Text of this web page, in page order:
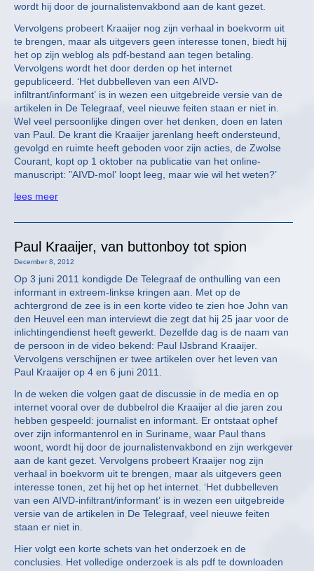
wordt hij door de journalistenvakbond aan de kant gezet.
Vervolgens probeert Kraaijer nog zijn verhaal in boekvorm uit
te brengen, maar als uitgevers geen interesse tonen, biedt hij
het op zijn weblog als pdf-bestand aan tegen betaling.
Vervolgens wordt het door derden op het internet
gepubliceerd. ‘Het dubbelleven van een AIVD-
infiltrant/informant’ is in wezen een uitgebreide versie van de
artikelen in De Telegraaf, veel nieuwe feiten staan er niet in.
Wel veel persoonlijke dingen over het denken, doen en laten
van Paul. De krant die Kraaijer jarenlang heeft ondersteund,
gevolgd en ruimte heeft geboden voor zijn acties, de Zwolse
Courant, kopt op 1 oktober na publicatie van het online-
manuscript: ”AIVD-mol’ loopt leeg, maar wie wil het weten?’
lees meer
Paul Kraaijer, van buttonboy tot spion
December 8, 2012
Op 3 juni 2011 kondigde De Telegraaf de onthulling van een
informant in extreem-linkse kringen aan. Met op de
achtergrond de zee is in een korte video te zien hoe John van
den Heuvel een man interviewt die zegt dat hij 25 jaar voor de
inlichtingendienst heeft gewerkt. Dezelfde dag is de naam van
de persoon in de video bekend: Paul IJsbrand Kraaijer.
Vervolgens verschijnen er twee artikelen over het leven van
Paul Kraaijer op 4 en 6 juni 2011.
In de weken die volgen gaat de discussie in de media en op
internet vooral over de dubbelrol die Kraaijer al die jaren zou
hebben gespeeld: journalist en informant. Er ontstaat ophef
over zijn informantenrol en in Suriname, waar Paul thans
woont, wordt hij door de journalistenvakbond en zijn werkgever
aan de kant gezet. Vervolgens probeert Kraaijer nog zijn
verhaal in boekvorm uit te brengen, maar als uitgevers geen
interesse tonen, zet hij het op het internet. ‘Het dubbelleven
van een AIVD-infiltrant/informant’ is in wezen een uitgebreide
versie van de artikelen in De Telegraaf, veel nieuwe feiten
staan er niet in.
Hier volgt een korte schets van het onderzoek en de
conclusies. Het volledige onderzoek is als pdf te downloaden